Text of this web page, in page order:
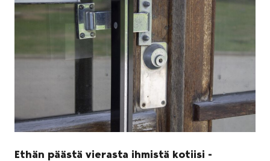
Ethän päästä vierasta ihmistä kotiisi -